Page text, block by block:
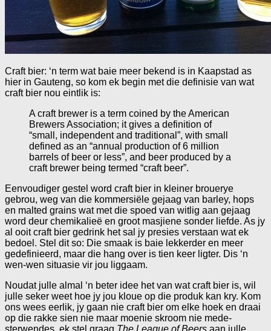
Craft bier: ‘n term wat baie meer bekend is in Kaapstad as
hier in Gauteng, so kom ek begin met die definisie van wat
craft bier nou eintlik is:
A craft brewer is a term coined by the American
Brewers Association; it gives a definition of
“small, independent and traditional”, with small
defined as an “annual production of 6 million
barrels of beer or less”, and beer produced by a
craft brewer being termed “craft beer”.
Eenvoudiger gestel word craft bier in kleiner brouerye
gebrou, weg van die kommersiële gejaag van barley, hops
en malted grains wat met die spoed van witlig aan gejaag
word deur chemikalieë en groot masjiene sonder liefde. As jy
al ooit craft bier gedrink het sal jy presies verstaan wat ek
bedoel. Stel dit so: Die smaak is baie lekkerder en meer
gedefinieerd, maar die hang over is tien keer ligter. Dis ‘n
wen-wen situasie vir jou liggaam.
Noudat julle almal ‘n beter idee het van wat craft bier is, wil
julle seker weet hoe jy jou kloue op die produk kan kry. Kom
ons wees eerlik, jy gaan nie craft bier om elke hoek en draai
op die rakke sien nie maar moenie skroom nie mede-
sterwendes, ek stel graag The League of Beers aan julle